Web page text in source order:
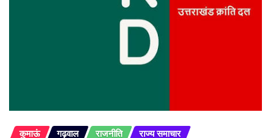
कुमाऊं गढ़वाल राजनीति राज्य समाचार